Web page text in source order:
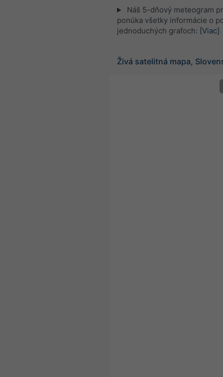
Náš 5-dňový meteogram
ponúka všetky informácie o
jednoduchých grafoch: [Viac]
Živá satelitná mapa,